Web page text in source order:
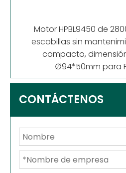
Motor HPBL9450 de
escobillas sin
compacto,
∅94*50mm para
CONTÁCTENOS